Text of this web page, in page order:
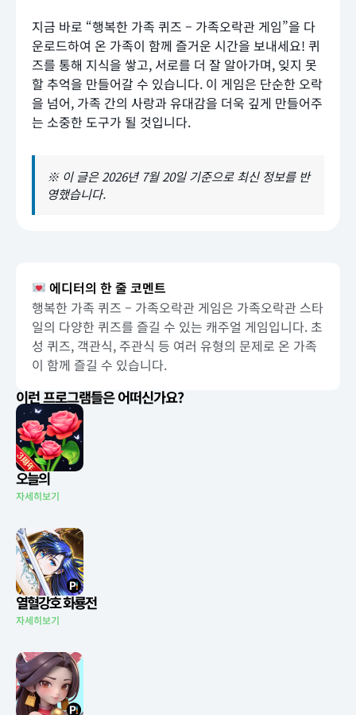
지금 바로 “행복한 가족 퀴즈 – 가족오락관 게임”을 다
운로드하여 온 가족이 함께 즐거운 시간을 보내세요! 퀴
즈를 통해 지식을 쌓고, 서로를 더 잘 알아가며, 잊지 못
할 추억을 만들어갈 수 있습니다. 이 게임은 단순한 오락
을 넘어, 가족 간의 사랑과 유대감을 더욱 깊게 만들어주
는 소중한 도구가 될 것입니다.
※ 이 글은 2026년 7월 20일 기준으로 최신 정보를 반
영했습니다.
에디터의 한 줄 코멘트
행복한 가족 퀴즈 – 가족오락관 게임은 가족오락관 스타
일의 다양한 퀴즈를 즐길 수 있는 캐주얼 게임입니다. 초
성 퀴즈, 객관식, 주관식 등 여러 유형의 문제로 온 가족
이 함께 즐길 수 있습니다.
이런 프로그램들은 어떠신가요?
오늘의
자세히보기
열혈강호 화룡전
자세히보기